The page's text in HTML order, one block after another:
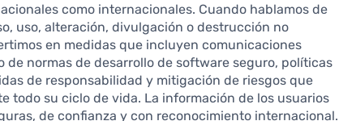
como internacionales. Cuando hablamos de
uso, alteración, divulgación o destrucción no
en medidas que incluyen comunicaciones
normas de desarrollo de software seguro, políticas
de responsabilidad y mitigación de riesgos que
todo su ciclo de vida. La información de los usuarios
de confianza y con reconocimiento internacional.